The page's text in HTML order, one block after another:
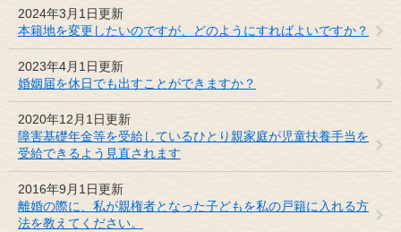
2024年3月1日更新
本籍地を変更したいのですが、どのようにすればよいですか？
2023年4月1日更新
婚姻届を休日でも出すことができますか？
2020年12月1日更新
障害基礎年金等を受給しているひとり親家庭が児童扶養手当を
受給できるよう見直されます
2016年9月1日更新
離婚の際に、私が親権者となった子どもを私の戸籍に入れる方
法を教えてください。